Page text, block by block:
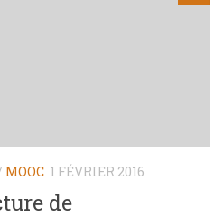
MOOC 1 FÉVRIER 2016
de